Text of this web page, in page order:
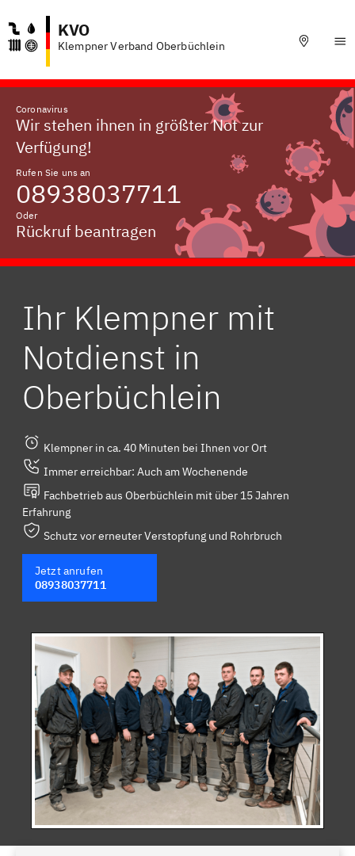
KVO
Klempner Verband Oberbüchlein
Coronavirus
Wir stehen ihnen in größter Not zur
Verfügung!
Rufen Sie uns an
08938037711
Oder
Rückruf beantragen
Ihr Klempner mit
Notdienst in
Oberbüchlein
Klempner in ca. 40 Minuten bei Ihnen vor Ort
Immer erreichbar: Auch am Wochenende
Fachbetrieb aus Oberbüchlein mit über 15 Jahren
Erfahrung
Schutz vor erneuter Verstopfung und Rohrbruch
Jetzt anrufen
08938037711